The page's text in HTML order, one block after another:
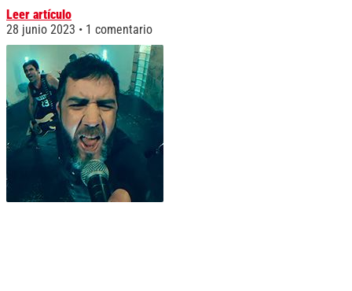
Leer artículo
28 junio 2023
1 comentario